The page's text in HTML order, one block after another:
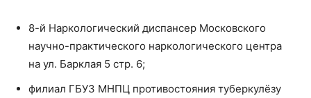
8-й Наркологический диспансер Московского
научно-практического наркологического центра
на ул. Барклая 5 стр. 6;
филиал ГБУЗ МНПЦ противостояния туберкулёзу